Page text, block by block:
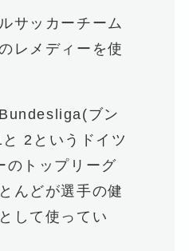
サッカーチーム
レメディーを使
ブン
2というドイツ
のトップリーグ
んどが選手の健
して使ってい